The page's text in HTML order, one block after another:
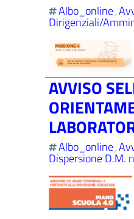
Albo_online,
Dirigenziali/
AVVISO
Albo_online,
Dispersione D.M.